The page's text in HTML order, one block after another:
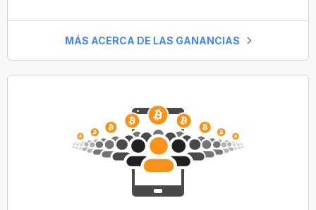
MÁS ACERCA DE LAS GANANCIAS